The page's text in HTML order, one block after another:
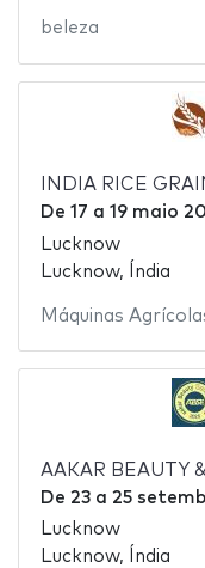
beleza
INDIA RICE
De 17 a 19 maio
Lucknow
Lucknow, Índia
Máquinas
AAKAR BEAUTY
De 23a 25
Lucknow
Lucknow, Índia